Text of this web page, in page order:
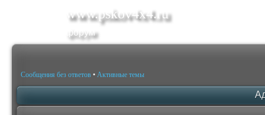
www.pskov4x4.ru
форум
Сообщения без ответов • Активные темы